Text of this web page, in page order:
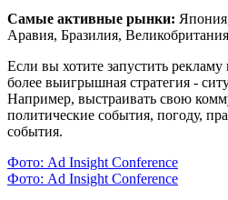
Самые активные рынки:
Аравия, Бразилия,
Если вы хотите запустить
более выигрышная стратегия -
Например, выстраивать свою
политические события, погоду,
события.
Фото: Ad Insight Conference
Фото: Ad Insight Conference